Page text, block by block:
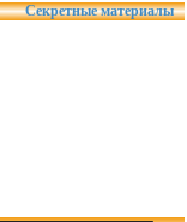
Секретные материалы